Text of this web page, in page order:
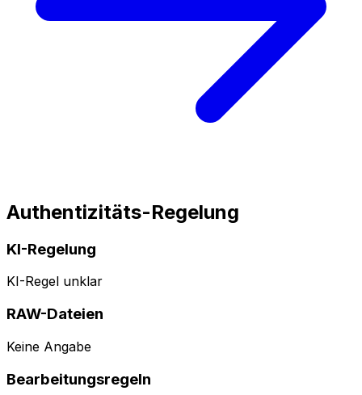
Authentizitäts-Regelung
KI-Regelung
KI-Regel unklar
RAW-Dateien
Keine Angabe
Bearbeitungsregeln